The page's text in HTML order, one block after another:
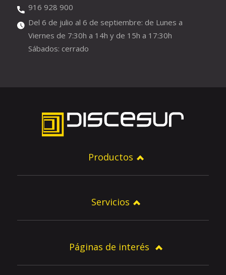
916 928 900
Del 6 de julio al 6 de septiembre: de Lunes a
Viernes de 7:30h a 14h y de 15h a 17:30h
Sábados: cerrado
Productos
Servicios
Páginas de interés